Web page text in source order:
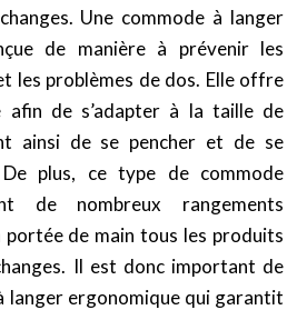
Une commode à langer
de manière à prévenir les
les problèmes de dos. Elle offre
afin de s’adapter à la taille de
ainsi de se pencher et de se
plus, ce type de commode
de nombreux rangements
de main tous les produits
Il est donc important de
langer ergonomique qui garantit